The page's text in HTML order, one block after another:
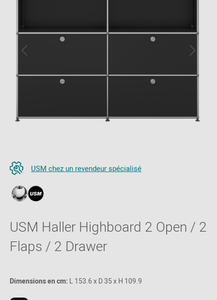
USM chez un revendeur spécialisé
USM Haller Highboard 2 Open / 2
Flaps / 2 Drawer
Dimensions en cm: L 153.6 x D 35 x H 109.9